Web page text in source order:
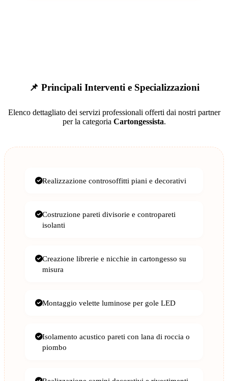
📌 Principali Interventi e Specializzazioni
Elenco dettagliato dei servizi professionali offerti dai nostri partner
per la categoria Cartongessista.
Realizzazione controsoffitti piani e decorativi
Costruzione pareti divisorie e contropareti
isolanti
Creazione librerie e nicchie in cartongesso su
misura
Montaggio velette luminose per gole LED
Isolamento acustico pareti con lana di roccia o
piombo